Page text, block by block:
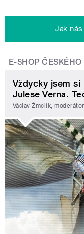
Jak
E-SHOP
Vždycky jsem
Julese Verna.
Václav Žmolík, moderátor